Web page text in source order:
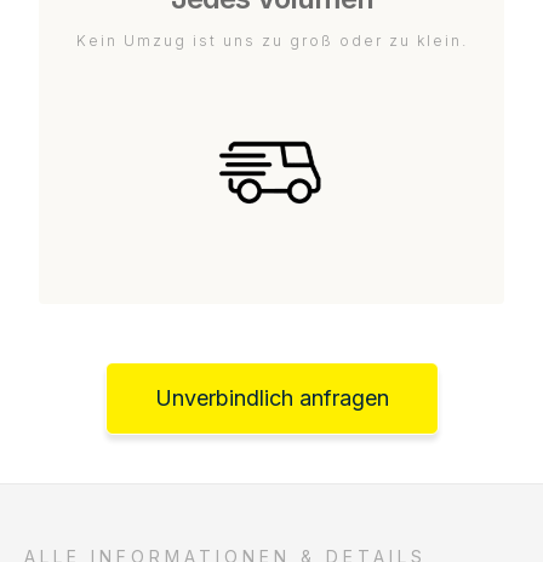
Kein Umzug ist uns zu groß oder zu klein.
Unverbindlich anfragen
ALLE INFORMATIONEN & DETAILS